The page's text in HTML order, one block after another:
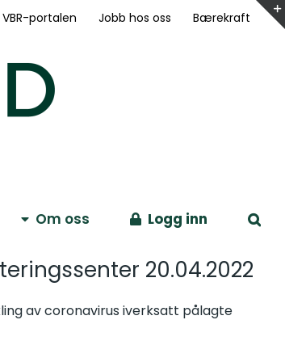
VBR-portalen Jobb hos oss Bærekraft
Om oss Logg inn
20.04.2022
av coronavirus iverksatt pålagte